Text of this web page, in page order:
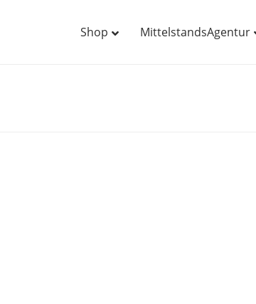
Shop MittelstandsAgentur